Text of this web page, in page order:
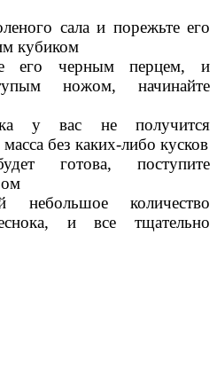
сала и порежьте его
кубиком
его черным перцем, и
ножом, начинайте
у вас не получится
без каких-либо кусков
готова, поступите
количество
и все тщательно